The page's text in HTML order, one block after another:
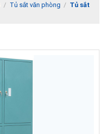
/ Tủ sắt văn phòng / Tủ sắt